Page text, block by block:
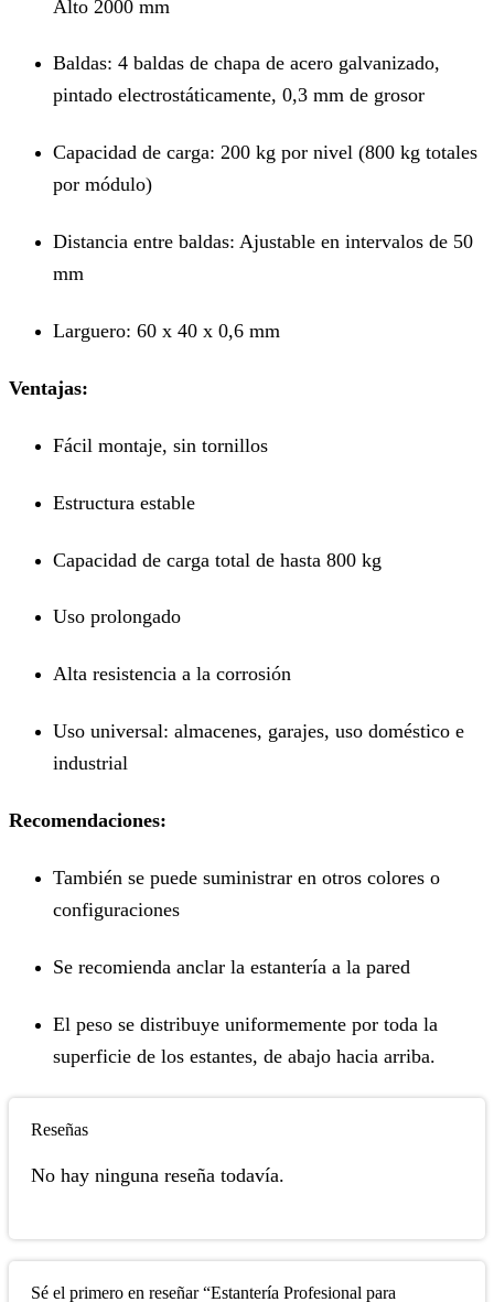
Alto 2000 mm
Baldas: 4 baldas de chapa de acero galvanizado,
pintado electrostáticamente, 0,3 mm de grosor
Capacidad de carga: 200 kg por nivel (800 kg totales
por módulo)
Distancia entre baldas: Ajustable en intervalos de 50
mm
Larguero: 60 x 40 x 0,6 mm
Ventajas:
Fácil montaje, sin tornillos
Estructura estable
Capacidad de carga total de hasta 800 kg
Uso prolongado
Alta resistencia a la corrosión
Uso universal: almacenes, garajes, uso doméstico e
industrial
Recomendaciones:
También se puede suministrar en otros colores o
configuraciones
Se recomienda anclar la estantería a la pared
El peso se distribuye uniformemente por toda la
superficie de los estantes, de abajo hacia arriba.
Reseñas
No hay ninguna reseña todavía.
Sé el primero en reseñar “Estantería Profesional para